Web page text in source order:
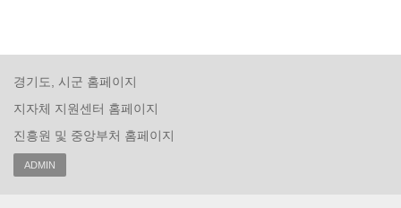
경기도, 시군 홈페이지
지자체 지원센터 홈페이지
진흥원 및 중앙부처 홈페이지
ADMIN